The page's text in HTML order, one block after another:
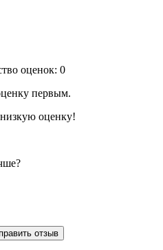
оценок: 0
первым.
оценку!
отзыв